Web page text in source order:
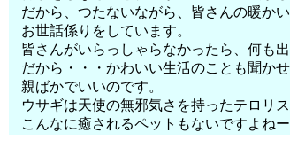
だから、つたないながら、皆さんの暖か
お世話係りをしています。
皆さんがいらっしゃらなかったら、何も出
だから・・・かわいい生活のことも聞かせ
親ばかでいいのです。
ウサギは天使の無邪気さを持ったテロリス
こんなに癒されるペットもないですよねー